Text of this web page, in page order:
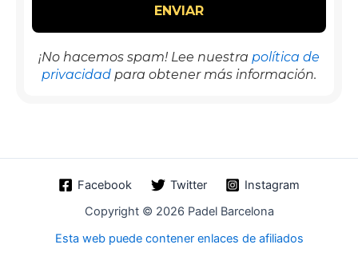
¡No hacemos spam! Lee nuestra política de
privacidad para obtener más información.
Facebook Twitter
Instagram
Copyright © 2026 Padel Barcelona
Esta web puede contener enlaces de afiliados